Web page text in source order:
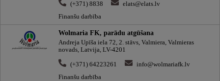
(+371) 8838
elats@elats.lv
Finanšu darbība
Wolmaria FK, parādu atgūšana
Andreja Upīša iela 72, 2. stāvs, Valmiera, Valmieras
novads, Latvija, LV-4201
(+371) 64223261
info@wolmariafk.lv
Finanšu darbība